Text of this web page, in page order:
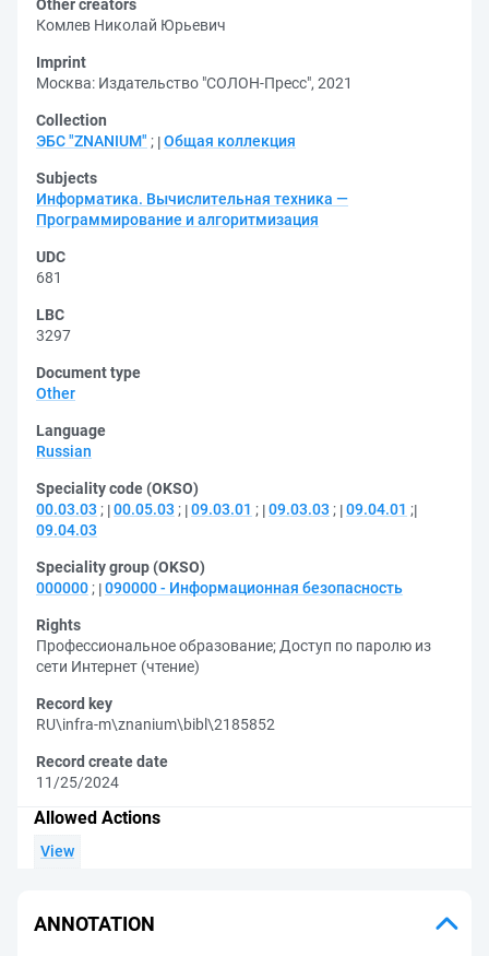
Other creators
Комлев Николай Юрьевич
Imprint
Москва: Издательство "СОЛОН-Пресс", 2021
Collection
ЭБС "ZNANIUM" ; Общая коллекция
Subjects
Информатика. Вычислительная техника —
Программирование и алгоритмизация
UDC
681
LBC
3297
Document type
Other
Language
Russian
Speciality code (OKSO)
00.03.03 ; 00.05.03 ; 09.03.01 ; 09.03.03 ; 09.04.01 ;
09.04.03
Speciality group (OKSO)
000000 ; 090000 - Информационная безопасность
Rights
Профессиональное образование; Доступ по паролю из
сети Интернет (чтение)
Record key
RU\infra-m\znanium\bibl\2185852
Record create date
11/25/2024
Allowed Actions
View
ANNOTATION